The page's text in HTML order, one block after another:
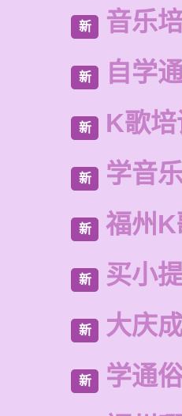
新 音乐
新 自学
新 K歌
新 学音
新 福州
新 买小
新 大庆
新 学通